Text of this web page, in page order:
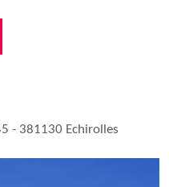
- 381130 Echirolles